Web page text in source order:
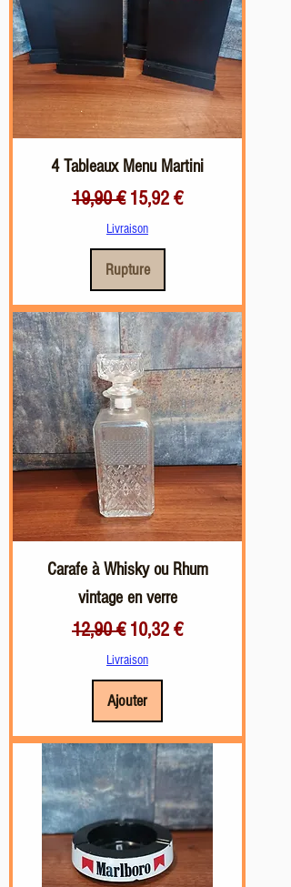
4 Tableaux Menu Martini
Prix original
19,90 € Prix promotionnel
15,92 €
Livraison
Rupture
Carafe à Whisky ou Rhum
vintage en verre
Prix original
12,90 € Prix promotionnel
10,32 €
Livraison
Ajouter